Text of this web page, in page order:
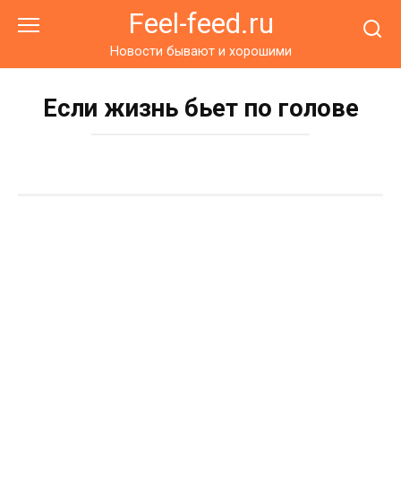
Feel-feed.ru
Новости бывают и хорошими
Если жизнь бьет по голове